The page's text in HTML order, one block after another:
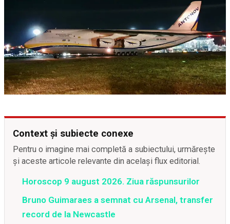
Context și subiecte conexe
Pentru o imagine mai completă a subiectului, urmărește
și aceste articole relevante din același flux editorial.
Horoscop 9 august 2026. Ziua răspunsurilor
Bruno Guimaraes a semnat cu Arsenal, transfer
record de la Newcastle